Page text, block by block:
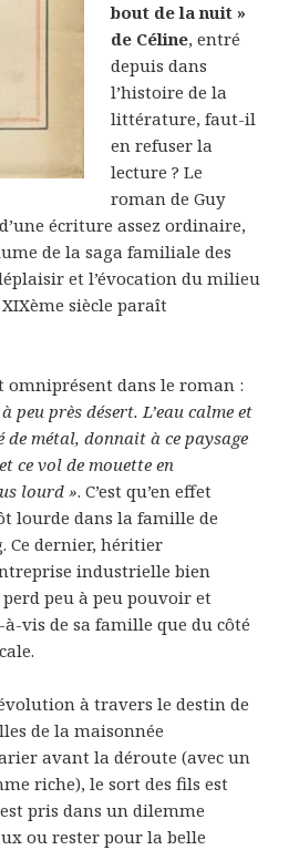
bout de la nuit »
de Céline, entré
depuis dans
l’histoire de la
littérature, faut-il
en refuser la
lecture ? Le
roman de Guy
écriture assez ordinaire,
de la saga familiale des
et l’évocation du milieu
siècle paraît
omniprésent dans le roman :
peu près désert. L’eau calme et
de métal, donnait à ce paysage
ce vol de mouette en
lourd ». C’est qu’en effet
lourde dans la famille de
Ce dernier, héritier
industrielle bien
peu à peu pouvoir et
vis de sa famille que du côté
à travers le destin de
de la maisonnée
avant la déroute (avec un
riche), le sort des fils est
pris dans un dilemme
ou rester pour la belle